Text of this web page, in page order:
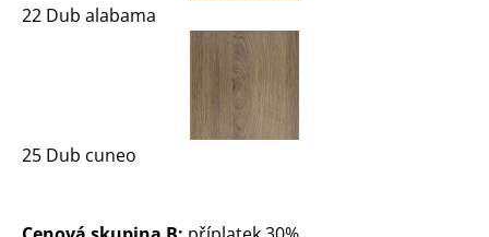
22 Dub alabama
25 Dub cuneo